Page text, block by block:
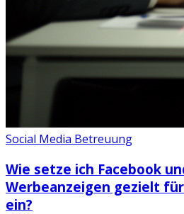
Social Media Betreuung
Wie setze ich Facebook
Werbeanzeigen gezielt
ein?